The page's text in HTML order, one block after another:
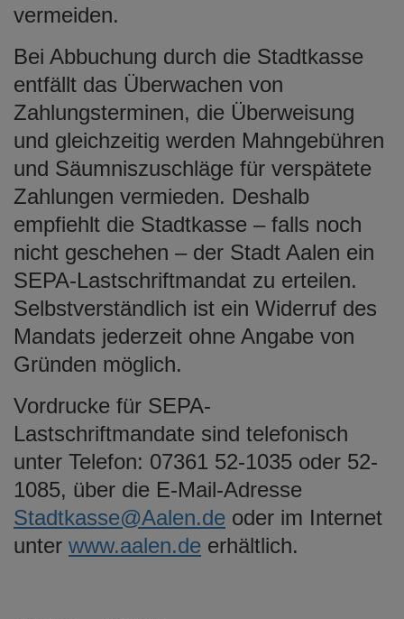
vermeiden.
Bei Abbuchung durch die Stadtkasse
entfällt das Überwachen von
Zahlungsterminen, die Überweisung
und gleichzeitig werden Mahngebühren
und Säumniszuschläge für verspätete
Zahlungen vermieden. Deshalb
empfiehlt die Stadtkasse – falls noch
nicht geschehen – der Stadt Aalen ein
SEPA-Lastschriftmandat zu erteilen.
Selbstverständlich ist ein Widerruf des
Mandats jederzeit ohne Angabe von
Gründen möglich.
Vordrucke für SEPA-
Lastschriftmandate sind telefonisch
unter Telefon: 07361 52-1035 oder 52-
1085, über die E-Mail-Adresse
Stadtkasse@Aalen.de oder im Internet
unter www.aalen.de erhältlich.